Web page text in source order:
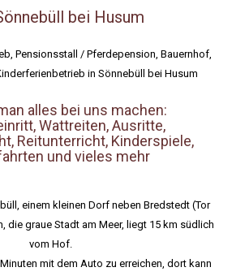
bei Husum
alles bei uns machen:
Wattreiten, Ausritte,
Reitunterricht, Kinderspiele,
und vieles mehr
einem kleinen Dorf neben Bredstedt (Tor
die graue Stadt am Meer, liegt 15 km südlich
vom Hof.
mit dem Auto zu erreichen, dort kann